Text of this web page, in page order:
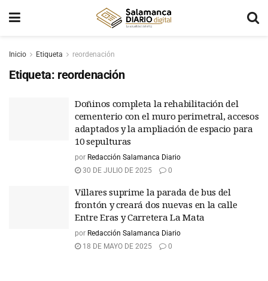
Inicio Etiqueta reordenación
Etiqueta: reordenación
Doñinos completa la rehabilitación del
cementerio con el muro perimetral, accesos
adaptados y la ampliación de espacio para
10 sepulturas
por Redacción Salamanca Diario
30 DE JULIO DE 2025
0
Villares suprime la parada de bus del
frontón y creará dos nuevas en la calle
Entre Eras y Carretera La Mata
por Redacción Salamanca Diario
18 DE MAYO DE 2025
0